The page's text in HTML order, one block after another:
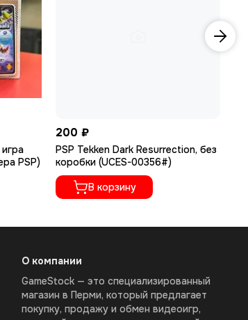
PSP)
200 ₽
PSP Tekken Dark Resurrection, без
коробки (UCES-00356#)
В корзину
О компании
GameStock — это специализированный
магазин в Перми, который предлагает
покупку, продажу и обмен видеоигр,